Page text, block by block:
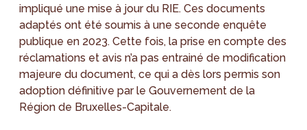
impliqué une mise à jour du RIE. Ces documents
adaptés ont été soumis à une seconde enquête
publique en 2023. Cette fois, la prise en compte des
réclamations et avis n’a pas entrainé de modification
majeure du document, ce qui a dès lors permis son
adoption définitive par le Gouvernement de la
Région de Bruxelles-Capitale.